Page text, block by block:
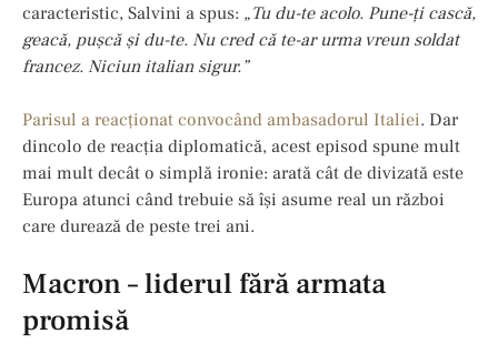
caracteristic, Salvini a spus: „Tu du-te acolo. Pune-ți cască,
geacă, pușcă și du-te. Nu cred că te-ar urma vreun soldat
francez. Niciun italian sigur.”
Parisul a reacționat convocând ambasadorul Italiei. Dar
dincolo de reacția diplomatică, acest episod spune mult
mai mult decât o simplă ironie: arată cât de divizată este
Europa atunci când trebuie să își asume real un război
care durează de peste trei ani.
Macron – liderul fără armata
promisă